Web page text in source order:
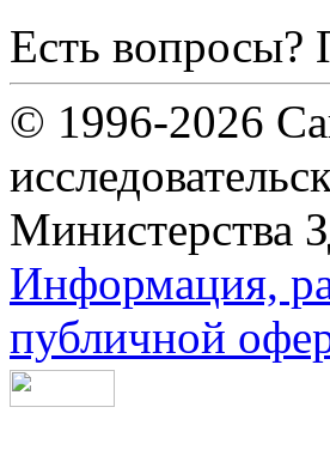
Есть вопросы?
© 1996-2026
Министерства
Информация,
публичной